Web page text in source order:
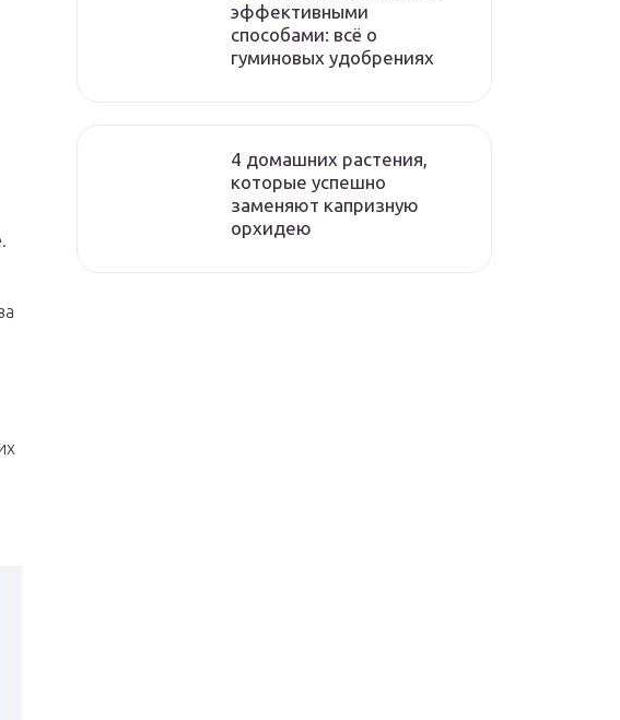
эффективными
способами: всё о
гуминовых удобрениях
4 домашних растения,
которые успешно
заменяют капризную
орхидею